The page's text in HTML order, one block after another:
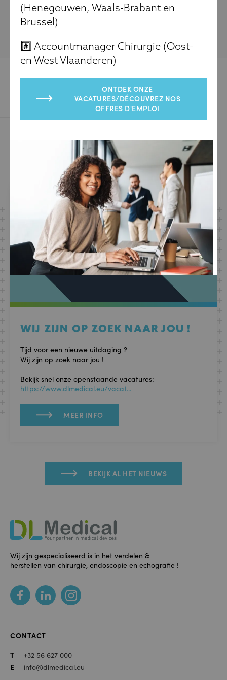
IN DE KIJKER
WIJ ZIJN OP ZOEK NAAR JOU !
Tijd voor een nieuwe uitdaging ?
Wij zijn op zoek naar jou !
Bekijk snel onze openstaande vacatures:
https://www.dlmedical.eu/vacat...
MEER INFO
BEKIJK AL HET NIEUWS
DL
Medical
Footer
Wij zijn gespecialiseerd is in het verdelen &
herstellen van chirurgie, endoscopie en echografie !
Social
media
CONTACT
T
+32 56 627 000
E
info@dlmedical.eu
(Henegouwen, Waals-Brabant en
Brussel)
#️⃣ Accountmanager Chirurgie (Oost-
en West Vlaanderen)
ONTDEK ONZE
VACATURES/DÉCOUVREZ NOS
OFFRES D'EMPLOI